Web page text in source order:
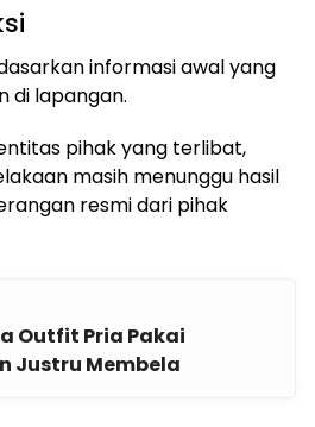
informasi awal yang
di lapangan.
pihak yang terlibat,
masih menunggu hasil
resmi dari pihak
Outfit Pria Pakai
Justru Membela